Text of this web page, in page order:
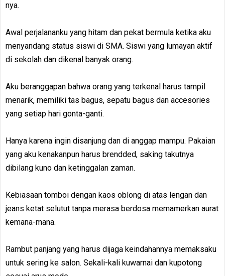
nya.
Awal perjalananku yang hitam dan pekat bermula ketika aku
menyandang status siswi di SMA. Siswi yang lumayan aktif
di sekolah dan dikenal banyak orang.
Aku beranggapan bahwa orang yang terkenal harus tampil
menarik, memiliki tas bagus, sepatu bagus dan accesories
yang setiap hari gonta-ganti.
Hanya karena ingin disanjung dan di anggap mampu. Pakaian
yang aku kenakanpun harus brendded, saking takutnya
dibilang kuno dan ketinggalan zaman.
Kebiasaan tomboi dengan kaos oblong di atas lengan dan
jeans ketat selutut tanpa merasa berdosa memamerkan aurat
kemana-mana.
Rambut panjang yang harus dijaga keindahannya memaksaku
untuk sering ke salon. Sekali-kali kuwarnai dan kupotong